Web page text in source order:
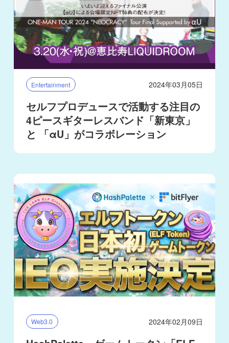
Entertainment 2024年03月05日
セルフプロデュースで活動する注目の
4ピースギターレスバンド「新東京」
と 「αU」がコラボレーション
Web3.0 2024年02月09日